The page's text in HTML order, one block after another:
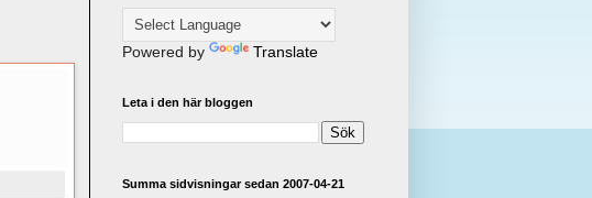
Powered by Translate
Leta i den här bloggen
Summa sidvisningar sedan 2007-04-21